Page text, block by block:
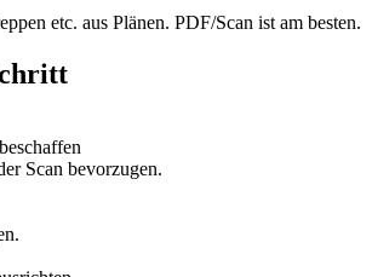
etc. aus Plänen. PDF/Scan ist am besten.
Scan bevorzugen.